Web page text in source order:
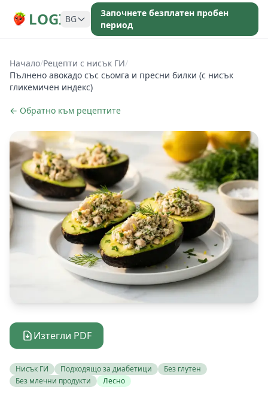
LOGI BG
Започнете безплатен пробен
период
Начало/Рецепти с нисък ГИ/
Пълнено авокадо със сьомга и пресни билки (с нисък
гликемичен индекс)
← Обратно към рецептите
Изтегли PDF
Нисък ГИ Подходящо за диабетици
Без глутен
Без млечни продукти
Лесно